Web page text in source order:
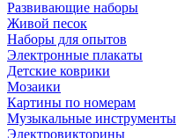
Развивающие наборы
Живой песок
Наборы для опытов
Электронные плакаты
Детские коврики
Мозаики
Картины по номерам
Музыкальные инструменты
Электровикторины